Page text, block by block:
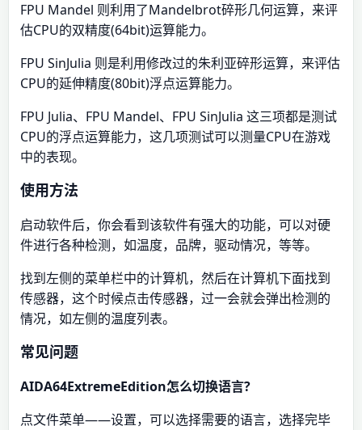
FPU Mandel 则利用了Mandelbrot碎形几何运算，来评
估CPU的双精度(64bit)运算能力。
FPU SinJulia 则是利用修改过的朱利亚碎形运算，来评估
CPU的延伸精度(80bit)浮点运算能力。
FPU Julia、FPU Mandel、FPU SinJulia 这三项都是测试
CPU的浮点运算能力，这几项测试可以测量CPU在游戏
中的表现。
使用方法
启动软件后，你会看到该软件有强大的功能，可以对硬
件进行各种检测，如温度，品牌，驱动情况，等等。
找到左侧的菜单栏中的计算机，然后在计算机下面找到
传感器，这个时候点击传感器，过一会就会弹出检测的
情况，如左侧的温度列表。
常见问题
AIDA64ExtremeEdition怎么切换语言?
点文件菜单——设置，可以选择需要的语言，选择完毕